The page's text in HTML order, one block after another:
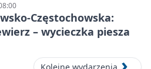
Częstochowska:
– wycieczka piesza
Kolejne wydarzenia